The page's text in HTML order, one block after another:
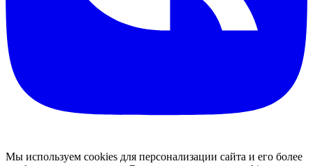
Мы используем cookies для персонализации сайта и его более